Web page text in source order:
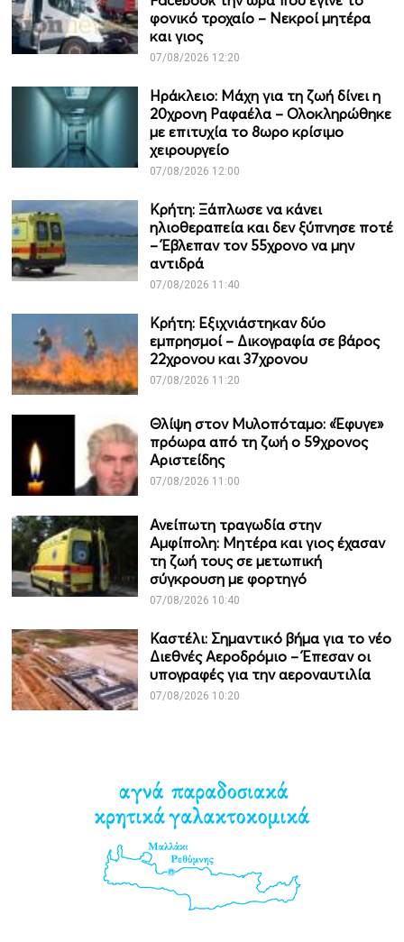
φονικό τροχαίο – Νεκροί μητέρα
και γιος
07/08/2026 12:20
Ηράκλειο: Μάχη για τη ζωή δίνει η
20χρονη Ραφαέλα – Ολοκληρώθηκε
με επιτυχία το 8ωρο κρίσιμο
χειρουργείο
07/08/2026 12:00
Κρήτη: Ξάπλωσε να κάνει
ηλιοθεραπεία και δεν ξύπνησε ποτέ
– Έβλεπαν τον 55χρονο να μην
αντιδρά
07/08/2026 11:40
Κρήτη: Εξιχνιάστηκαν δύο
εμπρησμοί – Δικογραφία σε βάρος
22χρονου και 37χρονου
07/08/2026 11:20
Θλίψη στον Μυλοπόταμο: «Έφυγε»
πρόωρα από τη ζωή ο 59χρονος
Αριστείδης
07/08/2026 11:00
Ανείπωτη τραγωδία στην
Αμφίπολη: Μητέρα και γιος έχασαν
τη ζωή τους σε μετωπική
σύγκρουση με φορτηγό
07/08/2026 10:40
Καστέλι: Σημαντικό βήμα για το νέο
Διεθνές Αεροδρόμιο – Έπεσαν οι
υπογραφές για την αεροναυτιλία
07/08/2026 10:20